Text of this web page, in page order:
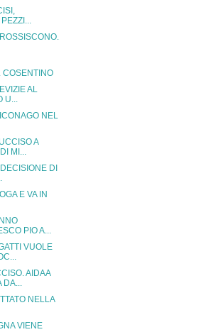
COSENTINO
AL
U...
NEL
A
MI...
DI
E VA IN
PIO A...
VUOLE
AIDAA
DA...
NELLA
VIENE